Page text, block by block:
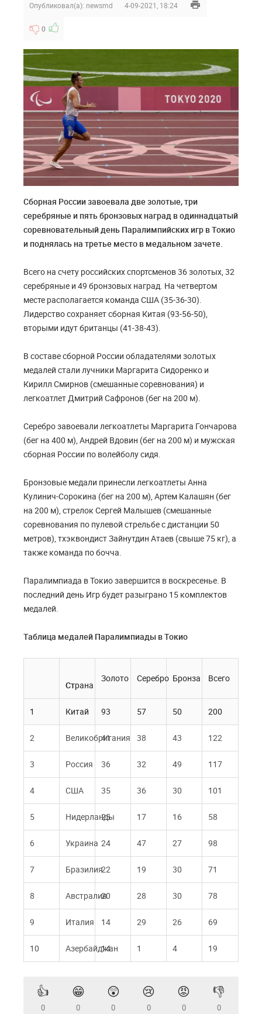
Опубликовал(а): newsmd 4-09-2021, 18:24
0
Сборная России завоевала две золотые, три
серебряные и пять бронзовых наград в одиннадцатый
соревновательный день Паралимпийских игр в Токио
и поднялась на третье место в медальном зачете.
Всего на счету российских спортсменов 36 золотых, 32
серебряные и 49 бронзовых наград. На четвертом
месте располагается команда США (35-36-30).
Лидерство сохраняет сборная Китая (93-56-50),
вторыми идут британцы (41-38-43).
В составе сборной России обладателями золотых
медалей стали лучники Маргарита Сидоренко и
Кирилл Смирнов (смешанные соревнования) и
легкоатлет Дмитрий Сафронов (бег на 200 м).
Серебро завоевали легкоатлеты Маргарита Гончарова
(бег на 400 м), Андрей Вдовин (бег на 200 м) и мужская
сборная России по волейболу сидя.
Бронзовые медали принесли легкоатлеты Анна
Кулинич-Сорокина (бег на 200 м), Артем Калашян (бег
на 200 м), стрелок Сергей Малышев (смешанные
соревнования по пулевой стрельбе с дистанции 50
метров), тхэквондист Зайнутдин Атаев (свыше 75 кг), а
также команда по бочча.
Паралимпиада в Токио завершится в воскресенье. В
последний день Игр будет разыграно 15 комплектов
медалей.
Таблица медалей Паралимпиады в Токио
Страна
Золото Серебро Бронза Всего
1 Китай 93 57 50 200
2 Великобритания
41 38 43 122
3 Россия 36 32 49 117
4 США 35 36 30 101
5 Нидерланды
25 17 16 58
6 Украина 24 47 27 98
7 Бразилия22 19 30 71
8 Австралия
20 28 30 78
9 Италия 14 29 26 69
10 Азербайджан
14 1 4 19
👍
0
😁
0
😲
0
😢
0
😡
0
👎
0